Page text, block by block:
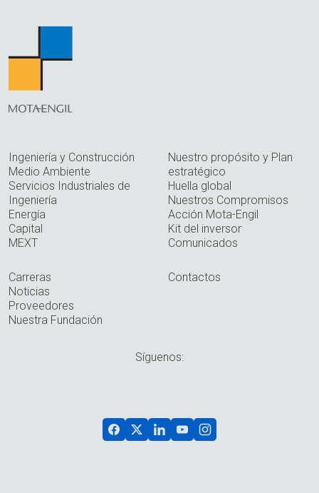
Ingeniería y Construcción
Medio Ambiente
Servicios Industriales de
Ingeniería
Energía
Capital
MEXT
Nuestro propósito y Plan
estratégico
Huella global
Nuestros Compromisos
Acción Mota-Engil
Kit del inversor
Comunicados
Carreras
Noticias
Proveedores
Nuestra Fundación
Contactos
Síguenos: